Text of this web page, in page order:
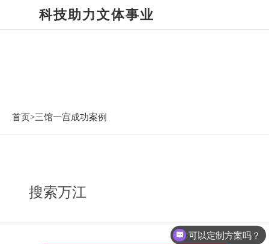
科技助力文体事业
首页>三馆一宫成功案例
搜索万江
可以定制方案吗？